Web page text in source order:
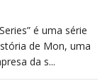
é uma série
de Mon, uma
da s...